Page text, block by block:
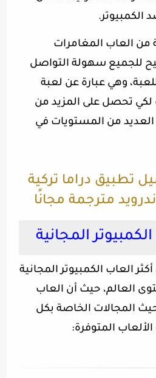
الكمبيوتر.
من العاب المغامرات
للجميع سهولة التواصل
وهي عبارة عن لعبة
لكي تحصل على المزيد من
من المستويات في
تطبيق دراما تركية
مترجمة مجانًا
المجانية
العاب الكمبيوتر المجانية
العالم، حيث أن العاب
المجالات الخاصة بكل
المتوفرة: